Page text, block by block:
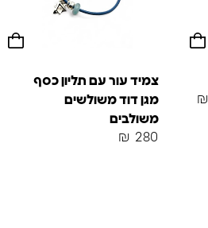
₪
צמיד עור עם תליון כסף
מגן דוד משולשים
משולבים
₪ 280